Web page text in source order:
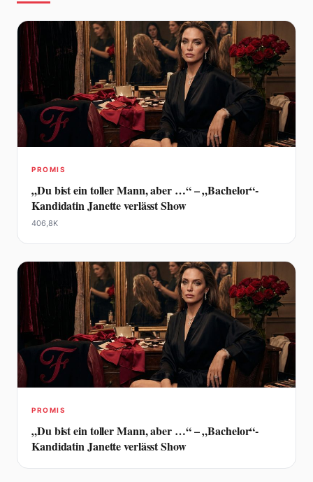
PROMIS
„Du bist ein toller Mann, aber …“ – „Bachelor“-
Kandidatin Janette verlässt Show
406,8K
PROMIS
„Du bist ein toller Mann, aber …“ – „Bachelor“-
Kandidatin Janette verlässt Show